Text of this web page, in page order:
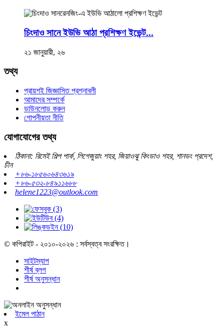
চিংদাও সানে ইউভি আঠা প্রশিক্ষণ ইভেন্ট...
২১ জানুয়ারী, ২৬
তথ্য
প্রায়শই জিজ্ঞাসিত প্রশ্নাবলী
আমাদের সম্পর্কে
ডাউনলোড করুন
গোপনীয়তা নীতি
যোগাযোগের তথ্য
ঠিকানা: রিমেই শিল্প পার্ক, লিগেজুয়াং শহর, জিয়াওঝু কিংডাও শহর, শানডং প্রদেশ,
চীন
+৮৬-১৮৫৬০৬৪৩৬১৯
+৮৬-৫৩২-৮৪৯১১৬৮৮
helene1223@outlook.com
© কপিরাইট - ২০১০-২০২৬ : সর্বস্বত্ব সংরক্ষিত।
সাইটম্যাপ
শীর্ষ ব্লগ
শীর্ষ অনুসন্ধান
ইমেল পাঠান
x